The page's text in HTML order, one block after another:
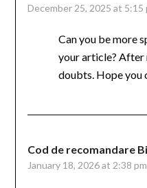
December 25, 2025 at 5:15
Can you be more
your article? After
doubts. Hope you
Cod de recomandare
January 18, 2026 at 2:38 pm